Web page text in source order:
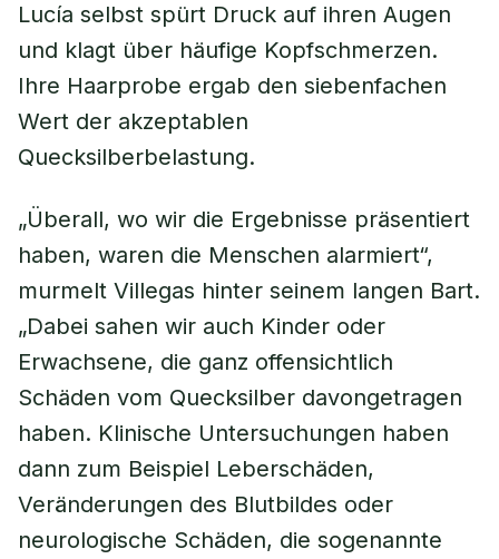
Lucía selbst spürt Druck auf ihren Augen
und klagt über häufige Kopfschmerzen.
Ihre Haarprobe ergab den siebenfachen
Wert der akzeptablen
Quecksilberbelastung.
„Überall, wo wir die Ergebnisse präsentiert
haben, waren die Menschen alarmiert“,
murmelt Villegas hinter seinem langen Bart.
„Dabei sahen wir auch Kinder oder
Erwachsene, die ganz offensichtlich
Schäden vom Quecksilber davongetragen
haben. Klinische Untersuchungen haben
dann zum Beispiel Leberschäden,
Veränderungen des Blutbildes oder
neurologische Schäden, die sogenannte